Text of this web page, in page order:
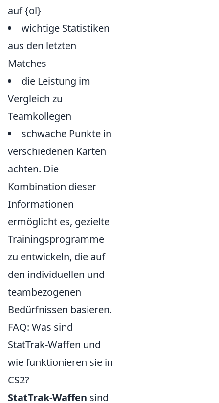
auf {ol}
wichtige Statistiken
aus den letzten
Matches
die Leistung im
Vergleich zu
Teamkollegen
schwache Punkte in
verschiedenen Karten
achten. Die
Kombination dieser
Informationen
ermöglicht es, gezielte
Trainingsprogramme
zu entwickeln, die auf
den individuellen und
teambezogenen
Bedürfnissen basieren.
FAQ: Was sind
StatTrak-Waffen und
wie funktionieren sie in
CS2?
StatTrak-Waffen sind